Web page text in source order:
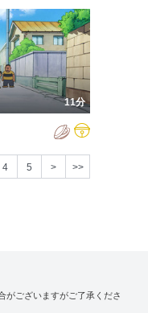
11分
4 5 > >>
がございますがご了承くださ